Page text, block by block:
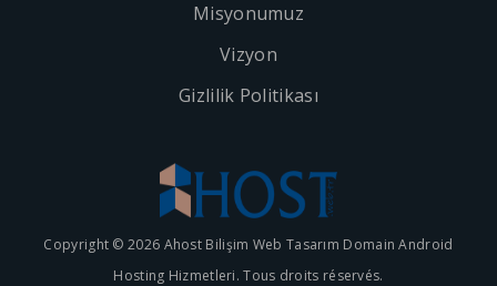
Misyonumuz
Vizyon
Gizlilik Politikası
Copyright © 2026 Ahost Bilişim Web Tasarım Domain Android
Hosting Hizmetleri. Tous droits réservés.